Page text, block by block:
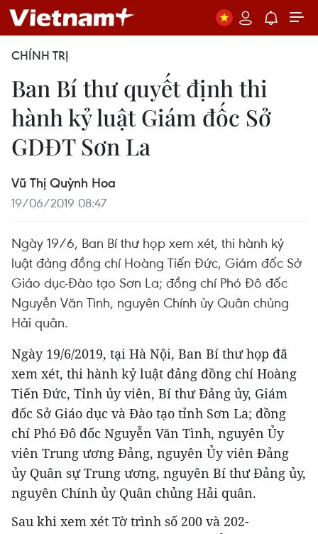
CHÍNH TRỊ
Ban Bí thư quyết định thi
hành kỷ luật Giám đốc Sở
GDĐT Sơn La
Vũ Thị Quỳnh Hoa
19/06/2019 08:47
Ngày 19/6, Ban Bí thư họp xem xét, thi hành kỷ
luật đảng đồng chí Hoàng Tiến Đức, Giám đốc Sở
Giáo dục-Đào tạo Sơn La; đồng chí Phó Đô đốc
Nguyễn Văn Tình, nguyên Chính ủy Quân chủng
Hải quân.
Ngày 19/6/2019, tại Hà Nội, Ban Bí thư họp đã
xem xét, thi hành kỷ luật đảng đồng chí Hoàng
Tiến Đức, Tỉnh ủy viên, Bí thư Đảng ủy, Giám
đốc Sở Giáo dục và Đào tạo tỉnh Sơn La; đồng
chí Phó Đô đốc Nguyễn Văn Tình, nguyên Ủy
viên Trung ương Đảng, nguyên Ủy viên Đảng
ủy Quân sự Trung ương, nguyên Bí thư Đảng ủy,
nguyên Chính ủy Quân chủng Hải quân.
Sau khi xem xét Tờ trình số 200 và 202-